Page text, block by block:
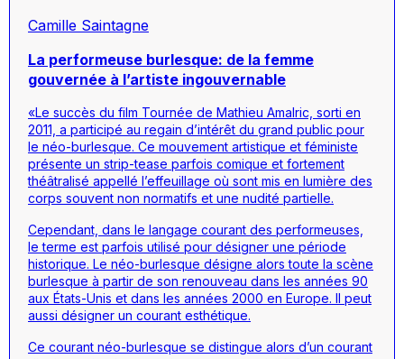
Camille Saintagne
La performeuse burlesque: de la femme
gouvernée à l’artiste ingouvernable
«Le succès du film Tournée de Mathieu Amalric, sorti en
2011, a participé au regain d’intérêt du grand public pour
le néo-burlesque. Ce mouvement artistique et féministe
présente un strip-tease parfois comique et fortement
théâtralisé appellé l’effeuillage où sont mis en lumière des
corps souvent non normatifs et une nudité partielle.
Cependant, dans le langage courant des performeuses,
le terme est parfois utilisé pour désigner une période
historique. Le néo-burlesque désigne alors toute la scène
burlesque à partir de son renouveau dans les années 90
aux États-Unis et dans les années 2000 en Europe. Il peut
aussi désigner un courant esthétique.
Ce courant néo-burlesque se distingue alors d’un courant